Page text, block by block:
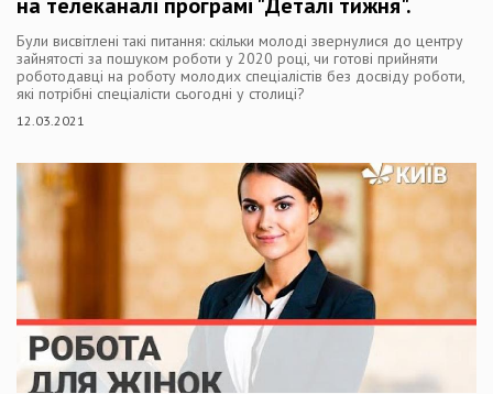
Були висвітлені такі питання: скільки молоді звернулися до центру
зайнятості за пошуком роботи у 2020 році, чи готові прийняти
роботодавці на роботу молодих спеціалістів без досвіду роботи,
які потрібні спеціалісти сьогодні у столиці?
12.03.2021